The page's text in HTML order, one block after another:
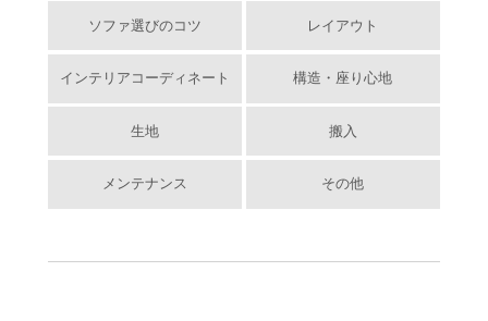
ソファ選びのコツ レイアウト
インテリアコーディネート 構造・座り心地
生地 搬入
メンテナンス その他